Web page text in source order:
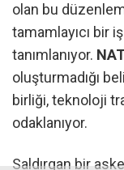
olan bu
tamamlayıcı bir
tanımlanıyor.
oluşturmadığı
birliği, teknoloji
odaklanıyor.
Saldırgan bir